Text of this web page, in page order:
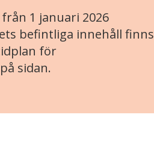
1 januari 2026
befintliga innehåll finns
för
sidan.